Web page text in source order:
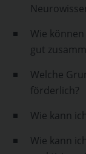
Wie
gut
Welche
förderlich?
Wie kann
Wie kann